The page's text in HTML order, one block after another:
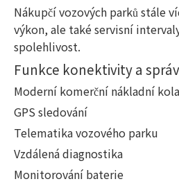
Nákupčí vozových parků stále
výkon, ale také servisní
spolehlivost.
Funkce konektivity a
Moderní komerční nákladní
GPS sledování
Telematika vozového parku
Vzdálená diagnostika
Monitorování baterie